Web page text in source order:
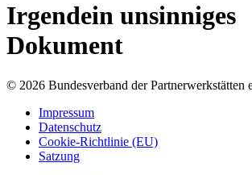
Irgendein unsinniges
Dokument
© 2026 Bundesverband der Partnerwerkstätten
Impressum
Datenschutz
Cookie-Richtlinie (EU)
Satzung